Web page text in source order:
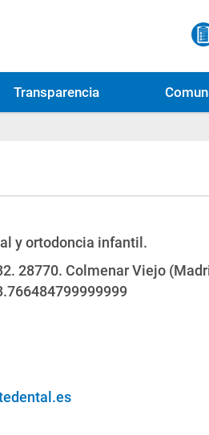
Transparencia
y ortodoncia infantil.
. 28770. Colmenar Viejo